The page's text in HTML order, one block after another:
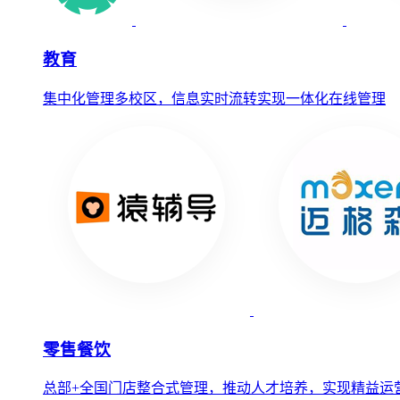
教育
集中化管理多校区，信息实时流转实现一体化在线管理
零售餐饮
总部+全国门店整合式管理，推动人才培养，实现精益运